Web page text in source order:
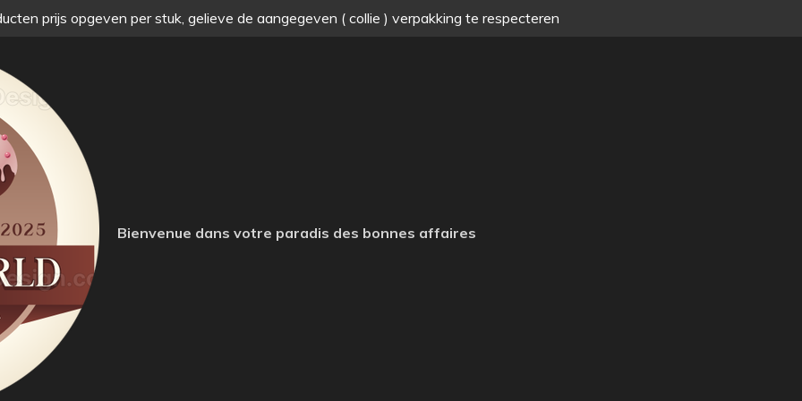
prijs opgeven per stuk, gelieve de aangegeven ( collie ) verpakking te respecteren
Bienvenue dans votre paradis des bonnes affaires